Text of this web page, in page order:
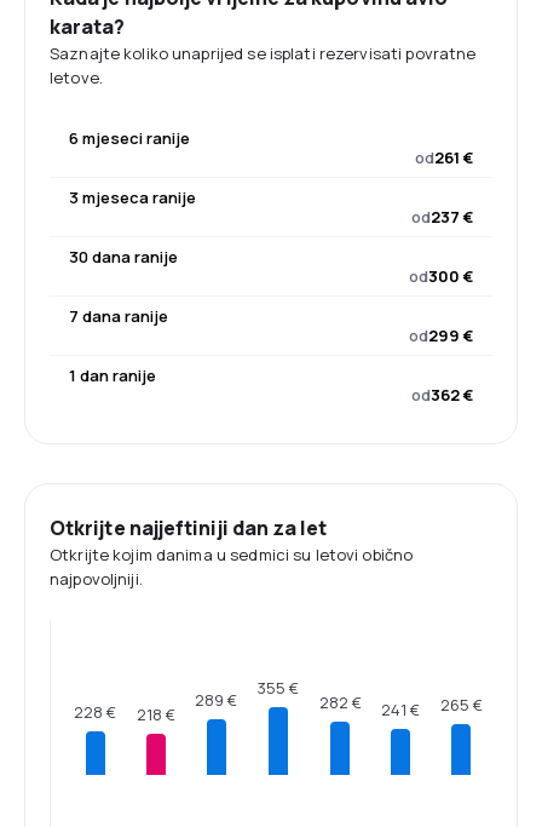
karata?
Saznajte koliko unaprijed se isplati rezervisati povratne
letove.
6 mjeseci ranije
od261 €
3 mjeseca ranije
od237 €
30 dana ranije
od300 €
7 dana ranije
od299 €
1 dan ranije
od362 €
Otkrijte najjeftiniji dan za let
Otkrijte kojim danima u sedmici su letovi obično
najpovoljniji.
228 € 218 €
289 €
355 €
282 € 241 € 265 €